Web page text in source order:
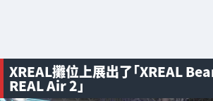
XREAL攤位上展出了「XREAL
REAL Air 2」